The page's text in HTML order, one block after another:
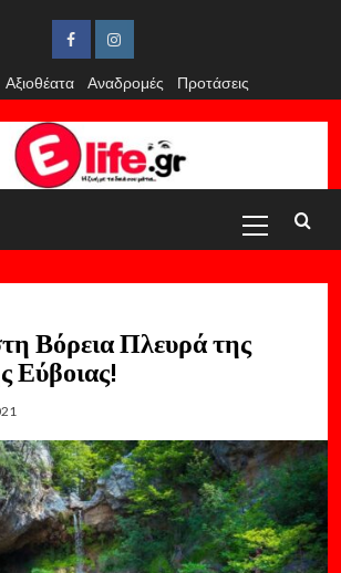
FacebookInstagram
Αξιοθέατα Αναδρομές Προτάσεις
Menu
Βόρεια Πλευρά της
Εύβοιας!